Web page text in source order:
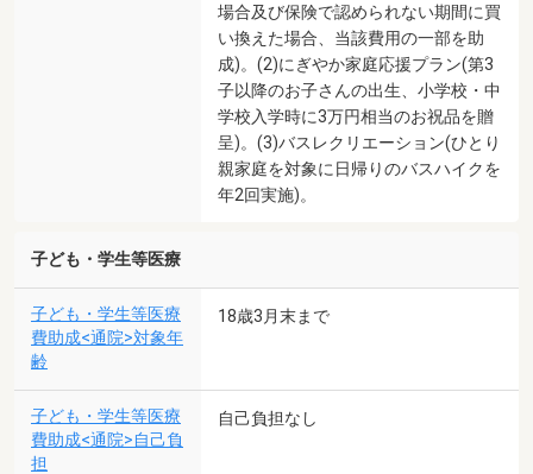
場合及び保険で認められない期間に買
い換えた場合、当該費用の一部を助
成)。(2)にぎやか家庭応援プラン(第3
子以降のお子さんの出生、小学校・中
学校入学時に3万円相当のお祝品を贈
呈)。(3)バスレクリエーション(ひとり
親家庭を対象に日帰りのバスハイクを
年2回実施)。
子ども・学生等医療
子ども・学生等医療
費助成<通院>対象年
齢
18歳3月末まで
子ども・学生等医療
費助成<通院>自己負
担
自己負担なし